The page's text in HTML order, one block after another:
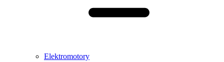
Elektromotory